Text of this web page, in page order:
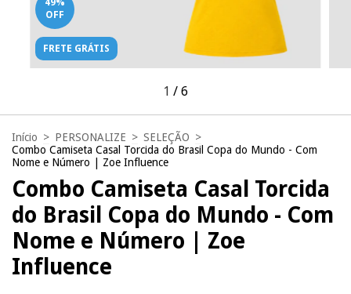
OFF
FRETE GRÁTIS
1 / 6
Início > PERSONALIZE > SELEÇÃO >
Combo Camiseta Casal Torcida do Brasil Copa do Mundo - Com
Nome e Número | Zoe Influence
Combo Camiseta Casal Torcida
do Brasil Copa do Mundo - Com
Nome e Número | Zoe
Influence